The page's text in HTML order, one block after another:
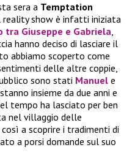
sera a Temptation
reality show è infatti iniziata
tra Giuseppe e Gabriela,
hanno deciso di lasciare il
abbiamo scoperto come
delle altre coppie,
sono stati Manuel e
insieme da due anni e
tempo ha lasciato per ben
nel villaggio delle
a scoprire i tradimenti di
a porsi domande sul suo